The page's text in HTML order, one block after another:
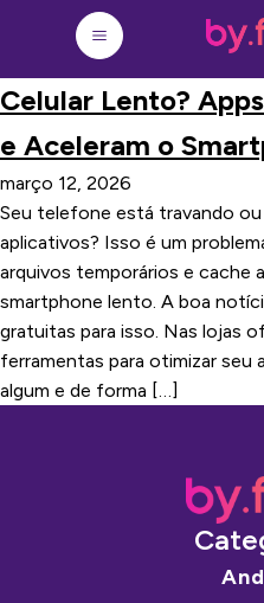
Celular Lento?
e Aceleram o
março 12, 2026
Seu telefone está travando ou
aplicativos? Isso é um
arquivos temporários e cache
smartphone lento. A boa
gratuitas para isso. Nas lojas
ferramentas para otimizar seu
algum e de forma […]